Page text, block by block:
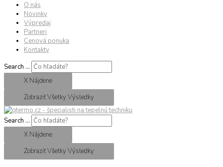
O nás
Novinky
Výpredaj
Partneri
Cenová ponuka
Kontakty
Search ...
X Nájdene
Zobraziť Všetky Výsledky
Search ...
X Nájdene
Zobraziť Všetky Výsledky